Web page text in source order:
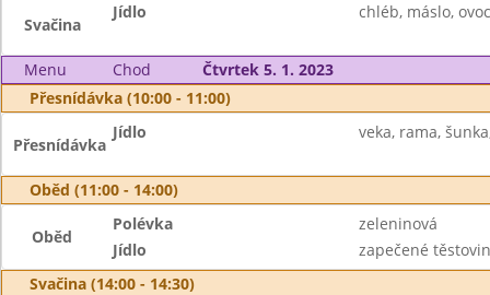
Svačina
Jídlo chléb, máslo,
Menu Chod
Čtvrtek 5. 1. 2023
Přesnídávka (10:00 - 11:00)
Přesnídávka
Jídlo veka, rama,
Oběd (11:00 - 14:00)
Oběd
Polévka
zeleninová
Jídlo
zapečené
Svačina (14:00 - 14:30)